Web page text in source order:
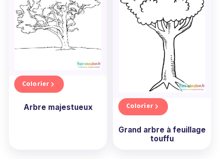
Colorier
Arbre majestueux Colorier
Grand arbre à feuillage
touffu